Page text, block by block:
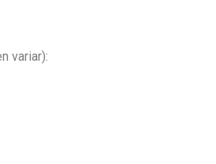
variar):